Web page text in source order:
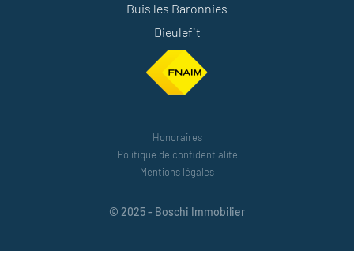
Buis les Baronnies
Dieulefit
Honoraires
Politique de confidentialité
Mentions légales
© 2025 - Boschi Immobilier